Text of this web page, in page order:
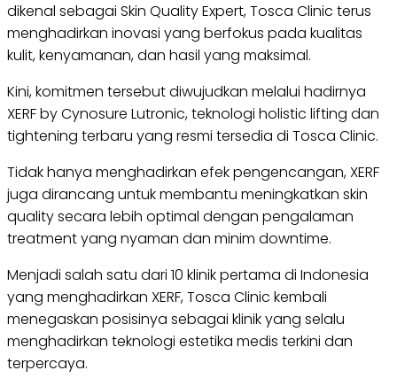
dikenal sebagai Skin Quality Expert, Tosca Clinic terus
menghadirkan inovasi yang berfokus pada kualitas
kulit, kenyamanan, dan hasil yang maksimal.
Kini, komitmen tersebut diwujudkan melalui hadirnya
XERF by Cynosure Lutronic, teknologi holistic lifting dan
tightening terbaru yang resmi tersedia di Tosca Clinic.
Tidak hanya menghadirkan efek pengencangan, XERF
juga dirancang untuk membantu meningkatkan skin
quality secara lebih optimal dengan pengalaman
treatment yang nyaman dan minim downtime.
Menjadi salah satu dari 10 klinik pertama di Indonesia
yang menghadirkan XERF, Tosca Clinic kembali
menegaskan posisinya sebagai klinik yang selalu
menghadirkan teknologi estetika medis terkini dan
terpercaya.